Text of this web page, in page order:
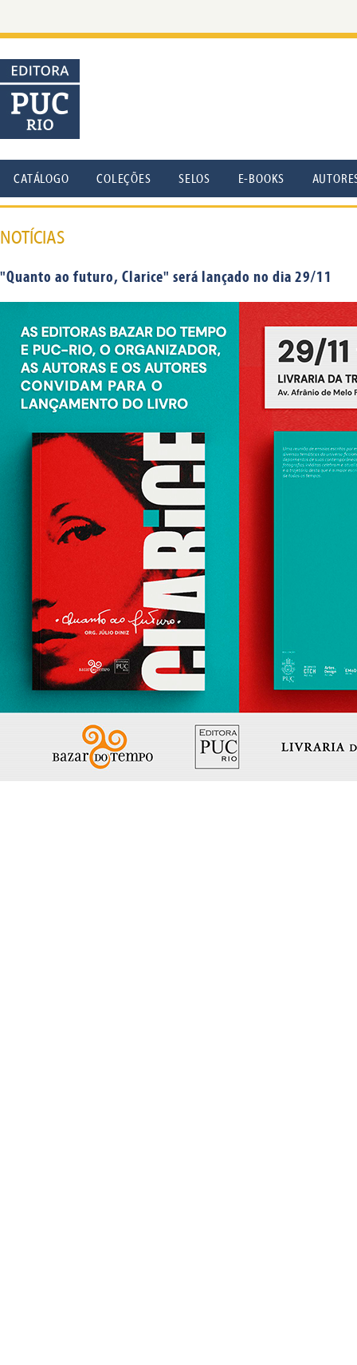
CATÁLOGO COLEÇÕES SELOS E-BOOKS
NOTÍCIAS
"Quanto ao futuro, Clarice" será lançado no dia 29/11